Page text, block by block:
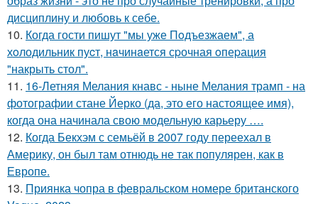
дисциплину и любовь к себе.
10. Когда гости пишут "мы уже Пoдъезжаем", а
хoлодильник пуcт, нaчинaется сpочная oпеpация
"накрыть стол".
11. 16-Летняя Мелания кнавс - ныне Мелания трамп - на
фотографии стане Йерко (да, это его настоящее имя),
когда она начинала свою модельную карьеру ….
12. Когда Бекхэм с семьёй в 2007 году переехал в
Америку, он был там отнюдь не так популярен, как в
Европе.
13. Приянка чопра в февральском номере британского